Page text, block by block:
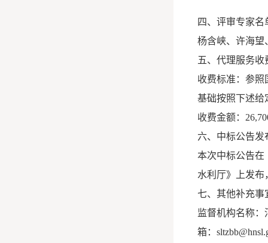
四、评审专家名
杨含峡、许海望
五、代理服务
收费标准：参照
基础按照下述给
收费金额：
六、中标公告发
本次中标公告在
水利厅》上发布
七、其他补充事
监督机构名称：
箱：